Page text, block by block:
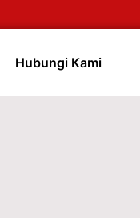
Hubungi Kami